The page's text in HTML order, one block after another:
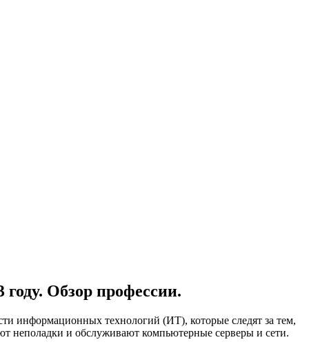
Обзор профессии.
информационных технологий (ИТ), которые следят за тем,
неполадки и обслуживают компьютерные серверы и сети.